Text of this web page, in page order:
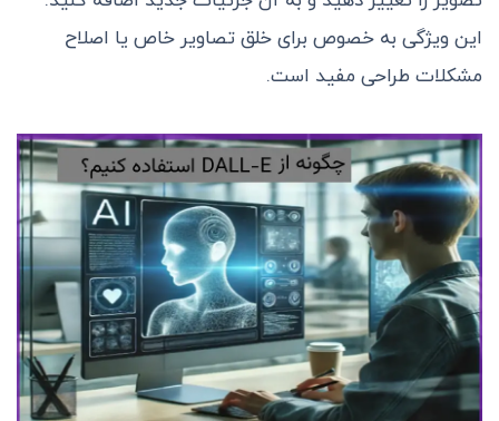
این ویژگی به خصوص برای خلق تصاویر خاص یا اصلاح
مشکلات طراحی مفید است.